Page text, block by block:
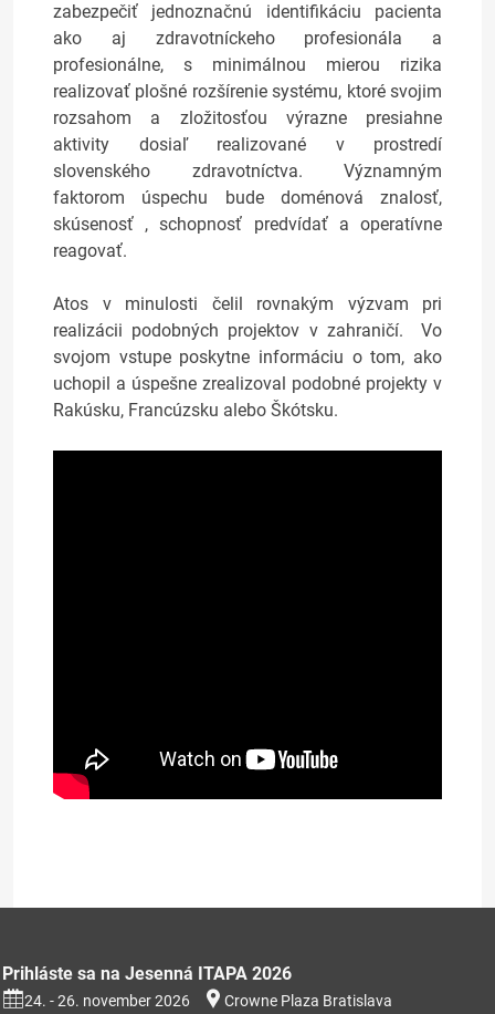
zabezpečiť jednoznačnú identifikáciu pacienta
ako aj zdravotníckeho profesionála a
profesionálne, s minimálnou mierou rizika
realizovať plošné rozšírenie systému, ktoré svojim
rozsahom a zložitosťou výrazne presiahne
aktivity dosiaľ realizované v prostredí
slovenského zdravotníctva. Významným
faktorom úspechu bude doménová znalosť,
skúsenosť , schopnosť predvídať a operatívne
reagovať.
Atos v minulosti čelil rovnakým výzvam pri
realizácii podobných projektov v zahraničí. Vo
svojom vstupe poskytne informáciu o tom, ako
uchopil a úspešne zrealizoval podobné projekty v
Rakúsku, Francúzsku alebo Škótsku.
Prihláste sa na Jesenná ITAPA 2026
24. - 26. november 2026 Crowne Plaza Bratislava